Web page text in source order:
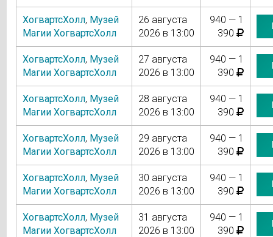
ХогвартсХолл, Музей
Магии ХогвартсХолл
26 августа
2026 в 13:00
940 — 1
390
ХогвартсХолл, Музей
Магии ХогвартсХолл
27 августа
2026 в 13:00
940 — 1
390
ХогвартсХолл, Музей
Магии ХогвартсХолл
28 августа
2026 в 13:00
940 — 1
390
ХогвартсХолл, Музей
Магии ХогвартсХолл
29 августа
2026 в 13:00
940 — 1
390
ХогвартсХолл, Музей
Магии ХогвартсХолл
30 августа
2026 в 13:00
940 — 1
390
ХогвартсХолл, Музей
Магии ХогвартсХолл
31 августа
2026 в 13:00
940 — 1
390